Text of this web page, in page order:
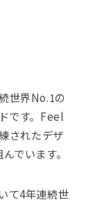
世界No.1の
です。Feel
されたデザ
でいます。
て4年連続世